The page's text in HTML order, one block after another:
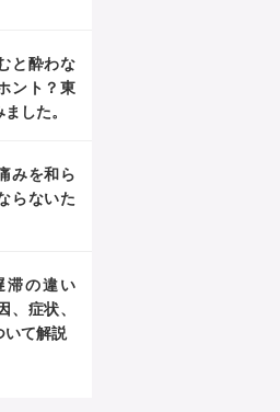
と酔わな
ント？東
した。
みを和ら
らないた
滞の違い
、症状、
いて解説